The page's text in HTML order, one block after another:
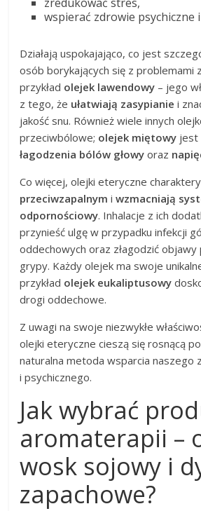
wspierać zdrowie psychiczne
Działają uspokajająco, co jest
osób borykających się z problemami
przykład olejek lawendowy – jego
z tego, że ułatwiają zasypianie i
jakość snu. Również wiele innych
przeciwbólowe; olejek miętowy jest
łagodzenia bólów głowy oraz
Co więcej, olejki eteryczne
przeciwzapalnym iwzmacniają
odpornościowy. Inhalacje z ich
przynieść ulgę w przypadku infekcji
oddechowych oraz złagodzić
grypy. Każdy olejek ma swoje
przykład olejek eukaliptusowy
drogi oddechowe.
Z uwagi na swoje niezwykłe
olejki eteryczne cieszą się rosnącą
naturalna metoda wsparcia naszego
i psychicznego.
Jak wybrać
aromaterapii –
wosk sojowy i
zapachowe?